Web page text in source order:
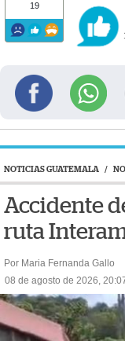
19
NOTICIAS GUATEMALA /
Accidente
ruta
Por Maria Fernanda Gallo
08 de agosto de 2026,